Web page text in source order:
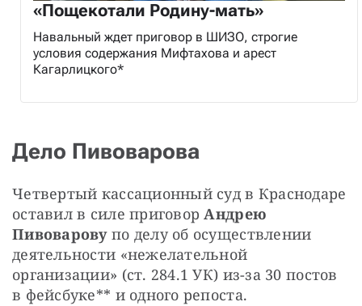
«Пощекотали Родину-мать»
Навальный ждет приговор в ШИЗО, строгие
условия содержания Мифтахова и арест
Кагарлицкого*
Дело Пивоварова
Четвертый кассационный суд в Краснодаре
оставил в силе приговор Андрею
Пивоварову по делу об осуществлении
деятельности «нежелательной
организации» (ст. 284.1 УК) из-за 30 постов
в фейсбуке** и одного репоста.